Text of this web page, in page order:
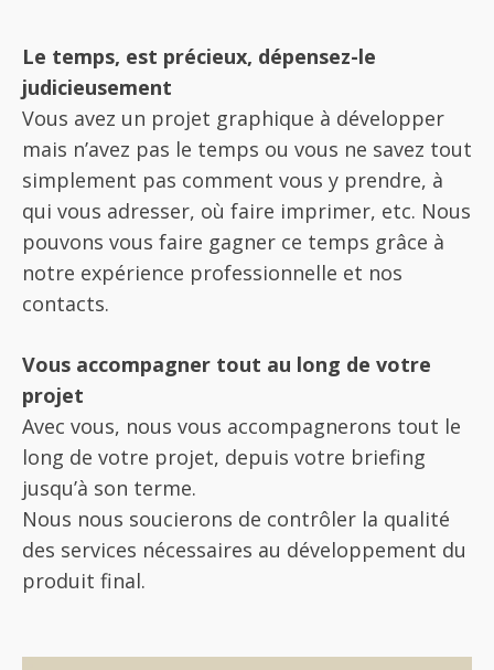
Le temps, est précieux, dépensez-le
judicieusement
Vous avez un projet graphique à développer
mais n’avez pas le temps ou vous ne savez tout
simplement pas comment vous y prendre, à
qui vous adresser, où faire imprimer, etc. Nous
pouvons vous faire gagner ce temps grâce à
notre expérience professionnelle et nos
contacts.
Vous accompagner tout au long de votre
projet
Avec vous, nous vous accompagnerons tout le
long de votre projet, depuis votre briefing
jusqu’à son terme.
Nous nous soucierons de contrôler la qualité
des services nécessaires au développement du
produit final.